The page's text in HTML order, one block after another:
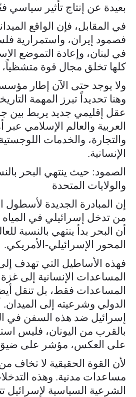
بعيدة عن إنتاج تأثير سياسي
في المقابل، فإن الواقع
فصمود إيران، واستمرارية
في لبنان، وإعادة التموضع
كلها تخلق مجال قوة متشظياً،
ولا يوجد حتى الآن إطار
وهنا تحديداً تبرز المهمة
عقل إقليمي جديد يربط بين
العربية والعالم الإسلامي عبر
والتجارة، والخدمات
الإنسانية.
الصمود: حيث ينتهي البحر
والولايات المتحدة
إن المبادرة الجديدة لأسطول
من تدخل إسرائيلي في المياه
أن البحر بدأ ينتهي بالنسبة
المحور الإسرائيلي-الأمريكي.
فهذه الأساطيل التي تهدف
المساعدات الإنسانية إلى
المساعدات فقط، بل تنقل
الدولي وشرعيته إلى الميدان.
إسرائيل ضد هذه السفن في
بالقرب من اليونان، فليس
على العكس، مؤشر على ضيق
لأن القوة الحقيقية لا تخاف
مساعدات مدنية. وهذه
الشرعية السياسية لإسرائيل